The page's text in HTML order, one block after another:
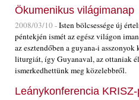
Ökumenikus világimanap
2008/03/10 -Isten bölcsessége új
péntekjén ismét az egész világon
az esztendőben a guyana-i
liturgiát, így Guyanaval, az ottaniak
ismerkedhettünk meg közelebbről.
Leánykonferencia